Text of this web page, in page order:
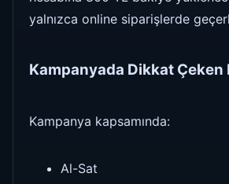
yalnızca online siparişlerde
Kampanyada Dikkat Çeken
Kampanya kapsamında:
Al-Sat